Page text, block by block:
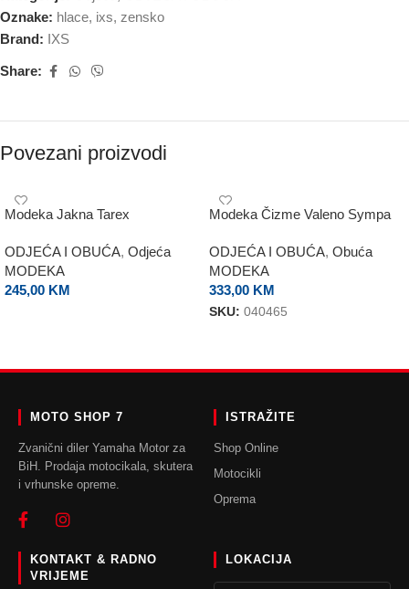
Oznake: hlace, ixs, zensko
Brand: IXS
Share:
Povezani proizvodi
Modeka Jakna Tarex
ODJEĆA I OBUĆA, Odjeća
MODEKA
245,00 KM
Modeka Čizme Valeno Sympa
ODJEĆA I OBUĆA, Obuća
MODEKA
333,00 KM
SKU: 040465
MOTO SHOP 7
Zvanični diler Yamaha Motor za
BiH. Prodaja motocikala, skutera
i vrhunske opreme.
ISTRAŽITE
Shop Online
Motocikli
Oprema
KONTAKT & RADNO
VRIJEME
LOKACIJA